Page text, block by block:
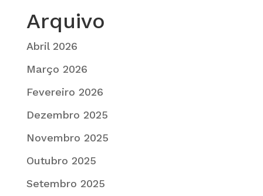
Arquivo
Abril 2026
Março 2026
Fevereiro 2026
Dezembro 2025
Novembro 2025
Outubro 2025
Setembro 2025